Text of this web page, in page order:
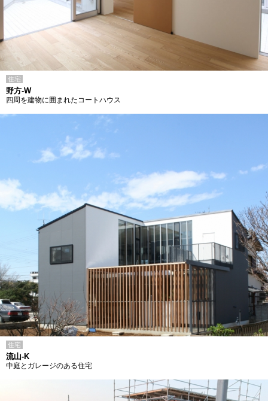
住宅
野方-W
四周を建物に囲まれたコートハウス
住宅
流山-K
中庭とガレージのある住宅